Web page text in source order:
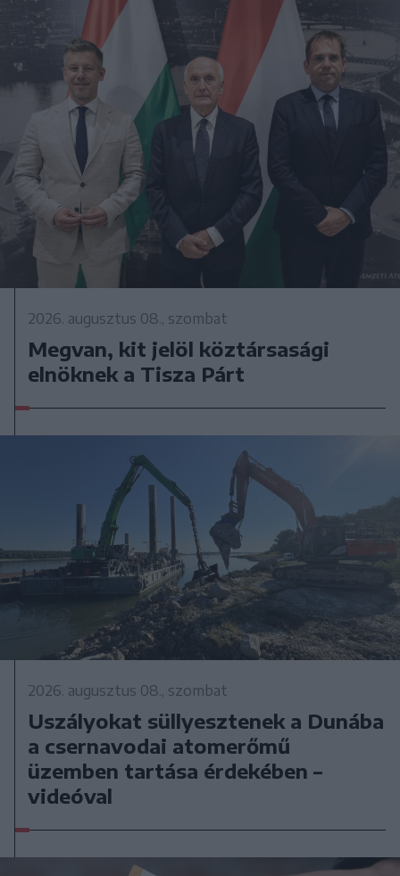
2026. augusztus 08., szombat
Megvan, kit jelöl köztársasági
elnöknek a Tisza Párt
2026. augusztus 08., szombat
Uszályokat süllyesztenek a Dunába
a csernavodai atomerőmű
üzemben tartása érdekében –
videóval